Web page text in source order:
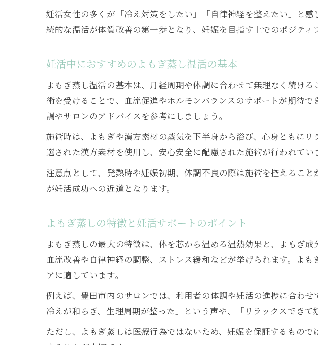
よもぎ蒸し妊
自宅用とサロンの
よもぎ蒸しサ
妊活女性がよ
妊活成功へ導くよ
妊活によもぎ
よもぎ蒸し妊
リラックス効果で
よもぎ蒸しで
妊活に役立つ
よもぎ蒸しで
妊活女性にお
妊活女性の多くが「冷え対策をしたい」「自律神経を整えたい」と
続的な温活が体質改善の第一歩となり、妊娠を目指す上でのポジティ
妊活中におすすめのよもぎ蒸し温活の基本
よもぎ蒸し温活の基本は、月経周期や体調に合わせて無理なく続け
術を受けることで、血流促進やホルモンバランスのサポートが期待
調やサロンのアドバイスを参考にしましょう。
施術時は、よもぎや漢方素材の蒸気を下半身から浴び、心身ともに
選された漢方素材を使用し、安心安全に配慮された施術が行われてい
注意点として、発熱時や妊娠初期、体調不良の際は施術を控えるこ
が妊活成功への近道となります。
よもぎ蒸しの特徴と妊活サポートのポイント
よもぎ蒸しの最大の特徴は、体を芯から温める温熱効果と、よもぎ
血流改善や自律神経の調整、ストレス緩和などが挙げられます。よ
アに適しています。
例えば、豊田市内のサロンでは、利用者の体調や妊活の進捗に合わ
冷えが和らぎ、生理周期が整った」という声や、「リラックスでき
ただし、よもぎ蒸しは医療行為ではないため、妊娠を保証するもの
お問
お問